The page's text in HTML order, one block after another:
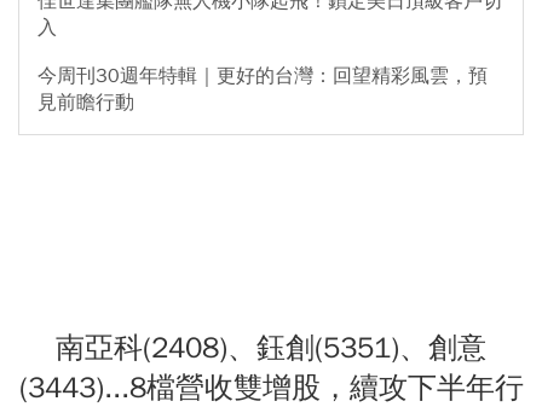
入
今周刊30週年特輯｜更好的台灣：回望精彩風雲，預
見前瞻行動
南亞科(2408)、鈺創(5351)、創意
(3443)...8檔營收雙增股，續攻下半年行